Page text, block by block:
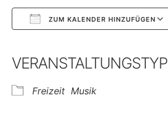
ZUM KALENDER HINZUFÜGEN
VERANSTALTUNGSTYP
Freizeit Musik